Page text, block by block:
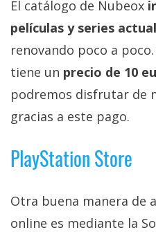
El catálogo de Nubeox
películas y series
renovando poco a
tiene un precio de 10
podremos disfrutar de
gracias a este pago.
PlayStation Store
Otra buena manera de
online es mediante la